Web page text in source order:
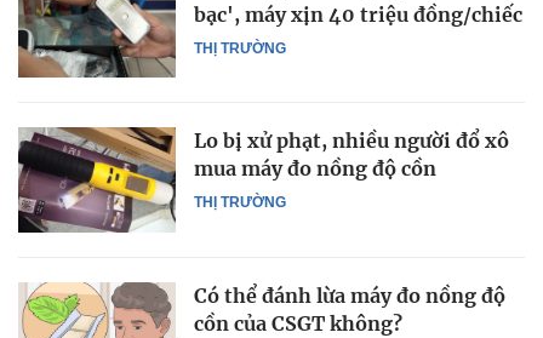
THỊ TRƯỜNG
bạc', máy xịn 40 triệu đồng/chiếc
THỊ TRƯỜNG
Lo bị xử phạt, nhiều người đổ xô
mua máy đo nồng độ cồn
Có thể đánh lừa máy đo nồng độ
cồn của CSGT không?